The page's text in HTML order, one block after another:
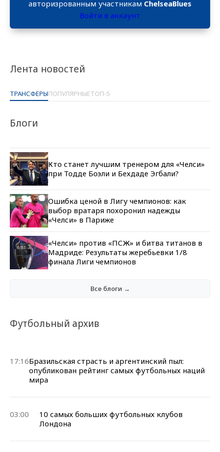
Лента новостей
ТРАНСФЕРЫПОПУЛЯРНЫЕТОП-5
Блоги
Кто станет лучшим тренером для «Челси»
при Тодде Боэли и Бехдаде Эгбали?
Ошибка ценой в Лигу чемпионов: как
выбор вратаря похоронил надежды
«Челси» в Париже
«Челси» против «ПСЖ» и битва титанов в
Мадриде: Результаты жеребьевки 1/8
финала Лиги чемпионов
Все блоги →
Футбольный архив
17:16Бразильская страсть и аргентинский пыл:
опубликован рейтинг самых футбольных наций
мира
03:00
10 самых больших футбольных клубов
Лондона
авторизрованным участникам ChelseaBlues
Войти в аккаунт